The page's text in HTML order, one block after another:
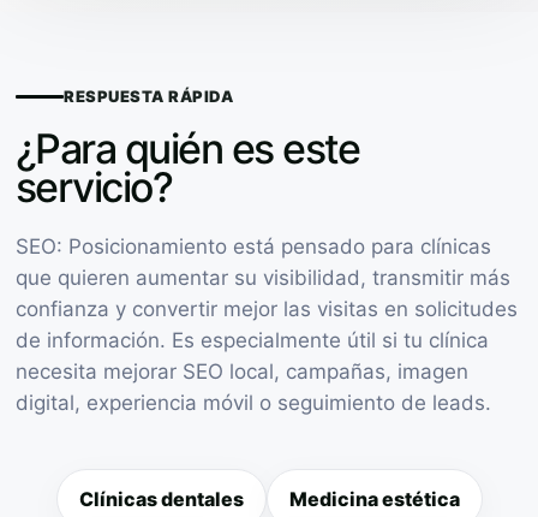
RESPUESTA RÁPIDA
¿Para quién es este
servicio?
SEO: Posicionamiento está pensado para clínicas
que quieren aumentar su visibilidad, transmitir más
confianza y convertir mejor las visitas en solicitudes
de información. Es especialmente útil si tu clínica
necesita mejorar SEO local, campañas, imagen
digital, experiencia móvil o seguimiento de leads.
Clínicas dentales Medicina estética